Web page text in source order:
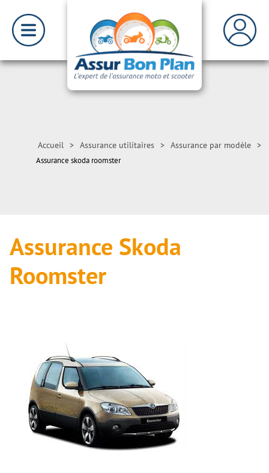
Accueil > Assurance utilitaires > Assurance par modèle >
Assurance skoda roomster
Assurance Skoda
Roomster